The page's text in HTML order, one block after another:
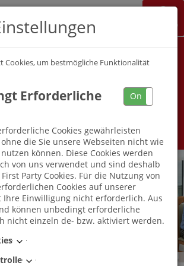
Job Map
Alle Berufe
Cookies, um bestmögliche Funktionalität
Erforderliche
On
Cookies gewährleisten
die Sie unsere Webseiten nicht wie
können. Diese Cookies werden
von uns verwendet und sind deshalb
Party Cookies. Für die Nutzung von
Cookies auf unserer
Ihre Einwilligung nicht erforderlich. Aus
können unbedingt erforderliche
nicht einzeln de- bzw. aktiviert werden.